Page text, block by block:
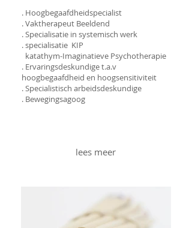
. Hoogbegaafdheidspecialist
. Vaktherapeut Beeldend
. Specialisatie in systemisch werk
. specialisatie KIP
katathym-Imaginatieve Psychotherapie
. Ervaringsdeskundige t.a.v
hoogbegaafdheid en hoogsensitiviteit
. Specialistisch arbeidsdeskundige
. Bewegingsagoog
lees meer